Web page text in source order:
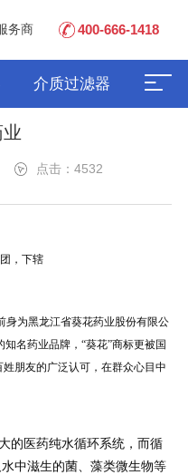
务商 400-666-1418
介质过滤器
点击：4532
，下辖
身为黑龙江省葵花药业股份有限公
名药业品牌，“葵花”商标更被国
朋友的广泛认可，在群众心目中
的医药纯水循环系统，而循
中滋生的菌、藻类微生物等